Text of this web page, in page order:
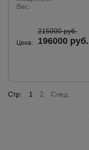
Вес:
Цена:
215000 руб.
196000 руб.
Стр: 1 2 След.